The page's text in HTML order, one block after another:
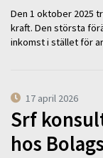
Den 1 oktober 2025
kraft. Den största
inkomst i stället för
17 april 2026
Srf
hos